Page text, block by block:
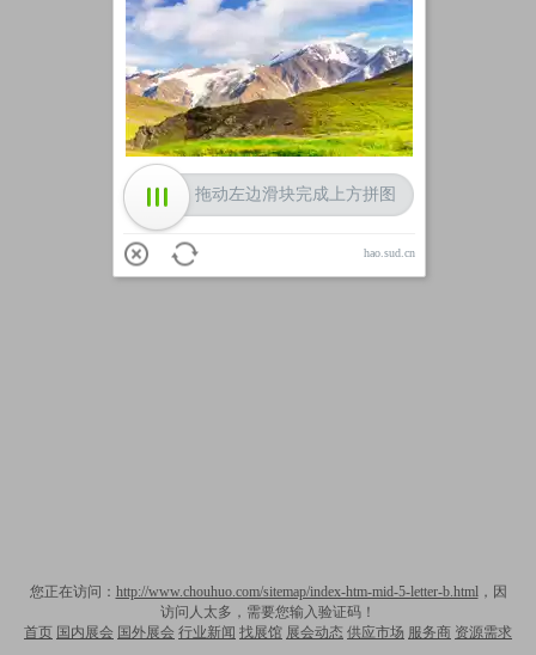
您正在访问： http://www.chouhuo.com/sitemap/index-htm-mid-5-letter-b.html，因
访问人太多，需要您输入验证码！
首页 国内展会 国外展会 行业新闻 找展馆 展会动态 供应市场 服务商 资源需求
加载中
拖动左边滑块完成上方拼图
hao.sud.cn